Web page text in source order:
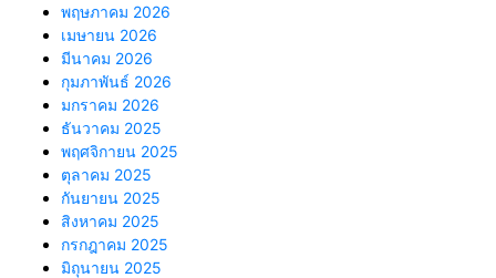
พฤษภาคม 2026
เมษายน 2026
มีนาคม 2026
กุมภาพันธ์ 2026
มกราคม 2026
ธันวาคม 2025
พฤศจิกายน 2025
ตุลาคม 2025
กันยายน 2025
สิงหาคม 2025
กรกฎาคม 2025
มิถุนายน 2025